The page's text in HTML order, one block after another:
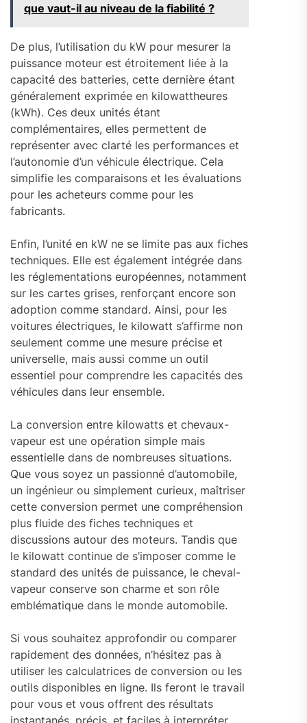
que vaut-il au niveau de la fiabilité ?
De plus, l’utilisation du kW pour mesurer la
puissance moteur est étroitement liée à la
capacité des batteries, cette dernière étant
généralement exprimée en kilowattheures
(kWh). Ces deux unités étant
complémentaires, elles permettent de
représenter avec clarté les performances et
l’autonomie d’un véhicule électrique. Cela
simplifie les comparaisons et les évaluations
pour les acheteurs comme pour les
fabricants.
Enfin, l’unité en kW ne se limite pas aux fiches
techniques. Elle est également intégrée dans
les réglementations européennes, notamment
sur les cartes grises, renforçant encore son
adoption comme standard. Ainsi, pour les
voitures électriques, le kilowatt s’affirme non
seulement comme une mesure précise et
universelle, mais aussi comme un outil
essentiel pour comprendre les capacités des
véhicules dans leur ensemble.
La conversion entre kilowatts et chevaux-
vapeur est une opération simple mais
essentielle dans de nombreuses situations.
Que vous soyez un passionné d’automobile,
un ingénieur ou simplement curieux, maîtriser
cette conversion permet une compréhension
plus fluide des fiches techniques et
discussions autour des moteurs. Tandis que
le kilowatt continue de s’imposer comme le
standard des unités de puissance, le cheval-
vapeur conserve son charme et son rôle
emblématique dans le monde automobile.
Si vous souhaitez approfondir ou comparer
rapidement des données, n’hésitez pas à
utiliser les calculatrices de conversion ou les
outils disponibles en ligne. Ils feront le travail
pour vous et vous offrent des résultats
instantanés, précis, et faciles à interpréter.